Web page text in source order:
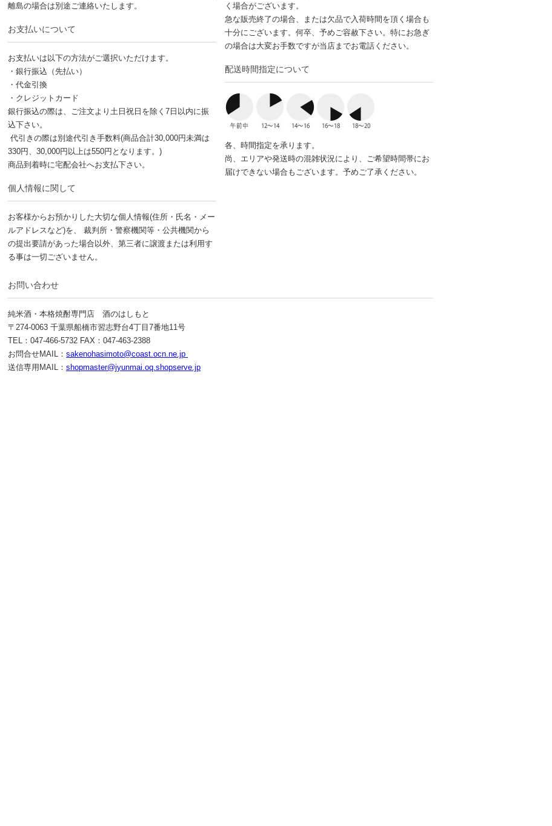
離島の場合は別途ご連絡いたします。
お支払いについて
お支払いは以下の方法がご選択いただけます。
・銀行振込（先払い）
・代金引換
・クレジットカード
銀行振込の際は、ご注文より土日祝日を除く7日以内に振
込下さい。
代引きの際は別途代引き手数料(商品合計30,000円未満は
330円、30,000円以上は550円となります。)
商品到着時に宅配会社へお支払下さい。
個人情報に関して
お客様からお預かりした大切な個人情報(住所・氏名・メー
ルアドレスなど)を、 裁判所・警察機関等・公共機関から
の提出要請があった場合以外、第三者に譲渡または利用す
る事は一切ございません。
く場合がございます。
急な販売終了の場合、または欠品で入荷時間を頂く場合も
十分にございます。何卒、予めご容赦下さい。特にお急ぎ
の場合は大変お手数ですが当店までお電話ください。
配送時間指定について
各、時間指定を承ります。
尚、エリアや発送時の混雑状況により、ご希望時間帯にお
届けできない場合もございます。予めご了承ください。
お問い合わせ
純米酒・本格焼酎専門店 酒のはしもと
〒274-0063 千葉県船橋市習志野台4丁目7番地11号
TEL：047-466-5732 FAX：047-463-2388
お問合せMAIL： sakenohasimoto@coast.ocn.ne.jp
送信専用MAIL： shopmaster@jyunmai.oq.shopserve.jp